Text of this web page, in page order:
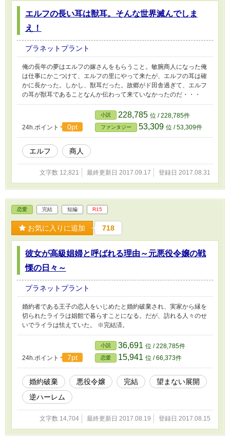
エルフの長い耳は獣耳。そんな世界滅んでしま
え！
プラネットプラント
俺の長年の夢はエルフの嫁さんをもらうこと。敏腕商人になった俺
は仕事にかこつけて、エルフの里にやって来たが、エルフの耳は確
かに長かった。しかし、獣耳だった。故郷がド田舎過ぎて、エルフ
の耳が獣耳であることなんか伝わって来ていなかったのだ・・・
24h.ポイント 0pt
小説 228,785 位 / 228,785件
ファンタジー 53,309 位 / 53,309件
エルフ 商人
文字数 12,821 最終更新日 2017.09.17 登録日 2017.08.31
恋愛 完結 短編 R15
お気に入りに追加 718
彼女が高級娼婦と呼ばれる理由～元悪役令嬢の戦
慄の日々～
プラネットプラント
婚約者である王子の恋人をいじめたと婚約破棄され、実家から縁を
切られたライラは娼館で暮らすことになる。だが、訪れる人々のせ
いでライラは怯えていた。 ※完結済。
24h.ポイント 7pt
小説 36,691 位 / 228,785件
恋愛 15,941 位 / 66,373件
婚約破棄 悪役令嬢 完結
望まない展開
逆ハーレム
文字数 14,704 最終更新日 2017.08.19 登録日 2017.08.15